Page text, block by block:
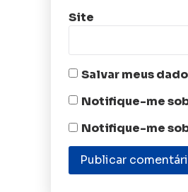
Site
Salvar meus
Notifique-me
Notifique-me